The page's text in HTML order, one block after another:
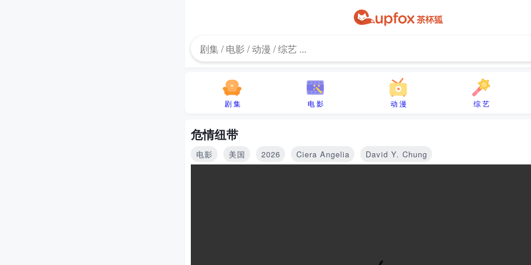
剧 集 电 影 动 漫 综 艺
危情纽带
电影 美国 2026 Ciera Angelia David Y. Chung